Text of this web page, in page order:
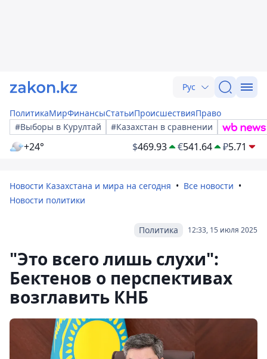
Рус
ПолитикаМирФинансыСтатьиПроисшествияПраво
#Выборы в Курултай
#Казахстан в сравнении
+24° $469.93 €541.64 ₽5.71
Новости Казахстана и мира на сегодня
Все новости
Новости политики
12:33, 15 июля 2025
Политика
"Это всего лишь слухи":
Бектенов о перспективах
возглавить КНБ